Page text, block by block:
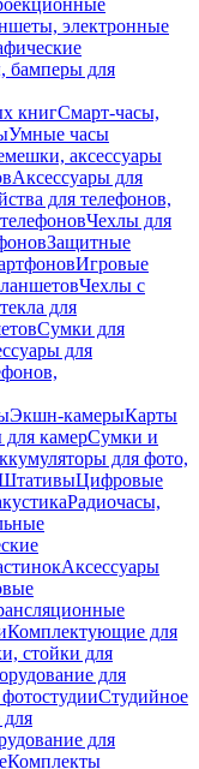
электронные
бамперы для
книгСмарт-часы,
Умные часы
аксессуары
Аксессуары для
для телефонов,
Чехлы для
Защитные
Игровые
Чехлы с
для
Сумки для
для
Экшн-камерыКарты
для камерСумки и
для фото,
Цифровые
Радиочасы,
Аксессуары
Комплектующие для
стойки для
для
Студийное
для
Комплекты